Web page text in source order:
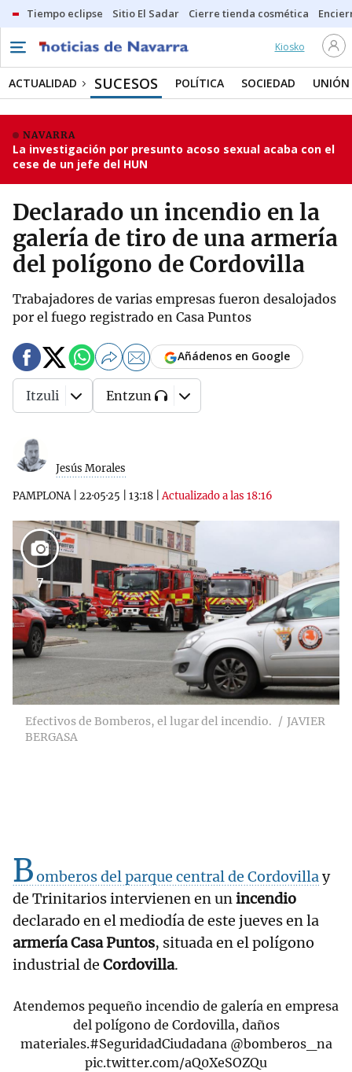
Tiempo eclipse Sitio El Sadar Cierre tienda cosmética
Kiosko
ACTUALIDAD SUCESOS POLÍTICA SOCIEDAD UNIÓN
NAVARRA
La investigación por presunto acoso sexual acaba con el
cese de un jefe del HUN
Declarado un incendio en la
galería de tiro de una armería
del polígono de Cordovilla
Trabajadores de varias empresas fueron desalojados
por el fuego registrado en Casa Puntos
Jesús Morales
PAMPLONA| 22·05·25 13:18 |Actualizado a las 18:16
Añádenos en Google
Itzuli Entzun
7
Efectivos de Bomberos, el lugar del incendio.
JAVIER
BERGASA
Bomberos del parque central de Cordovillay
de Trinitarios intervienen en unincendio
declarado en el mediodía de este jueves en la
armería Casa Puntos, situada en el polígono
industrial de Cordovilla.
Atendemos pequeño incendio de galería en empresa
del polígono de Cordovilla, daños
materiales.#SeguridadCiudadana @bomberos_na
pic.twitter.com/aQ0XeSOZQu